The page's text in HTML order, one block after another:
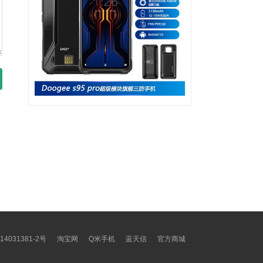
官方商城
蓝天信
Q米手机
淘宝网
2号